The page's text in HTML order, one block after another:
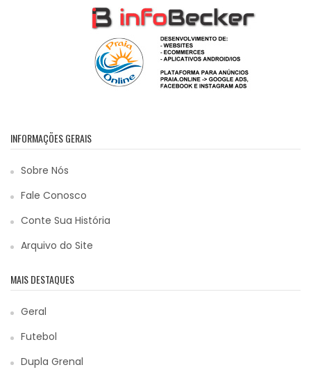
INFORMAÇÕES GERAIS
Sobre Nós
Fale Conosco
Conte Sua História
Arquivo do Site
MAIS DESTAQUES
Geral
Futebol
Dupla Grenal